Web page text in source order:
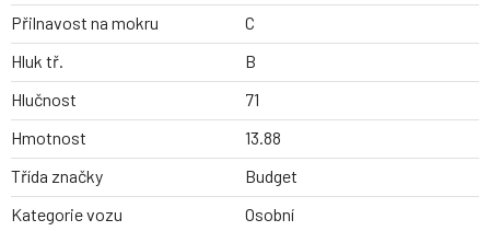
Přilnavost na mokru
C
Hluk tř.
B
Hlučnost
71
Hmotnost
13.88
Třída značky
Budget
Kategorie vozu
Osobní